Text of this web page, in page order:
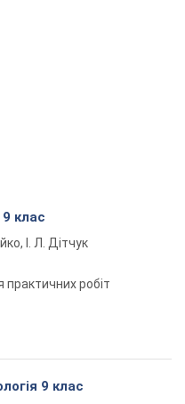
клас
І. Л. Дітчук
робіт
9 клас